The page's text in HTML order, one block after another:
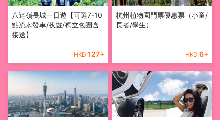
八達嶺長城一日遊【可選7-10
點流水發車/夜遊/獨立包團含
接送】
HKD 127+
杭州植物園門票優惠票（小童/
長者/學生）
HKD 6+